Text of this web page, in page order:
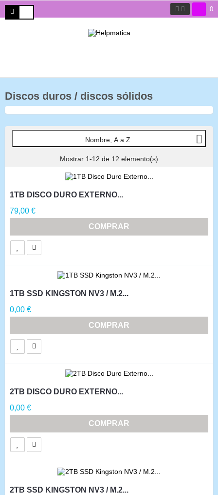
0
Discos duros / discos sólidos
Nombre, A a Z 
Mostrar 1-12 de 12 elemento(s)
1TB DISCO DURO EXTERNO...
Precio
79,00 €
COMPRAR
1TB SSD KINGSTON NV3 / M.2...
Precio
0,00 €
COMPRAR
2TB DISCO DURO EXTERNO...
Precio
0,00 €
COMPRAR
2TB SSD KINGSTON NV3 / M.2...